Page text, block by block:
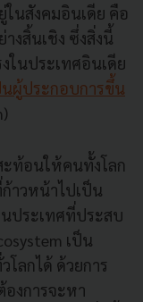
ในสังคมอินเดีย คือ
งสิ้นเชิง ซึ่งสิ่งนี้
นประเทศอินเดีย
นผู้ประกอบการขึ้น
ะท้อนให้คนทั้งโลก
าวหน้าไปเป็น
ประเทศที่ประสบ
เป็น
ลกได้ ด้วยการ
งการจะหา